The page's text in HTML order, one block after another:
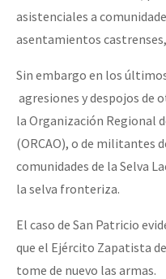
asistenciales a
asentamientos
Sin embargo en los
agresiones y despojos de
la Organización Regional
(ORCAO), o de militantes
comunidades de la Selva
la selva fronteriza.
El caso de San Patricio
que el Ejército Zapatista
tome de nuevo las armas.